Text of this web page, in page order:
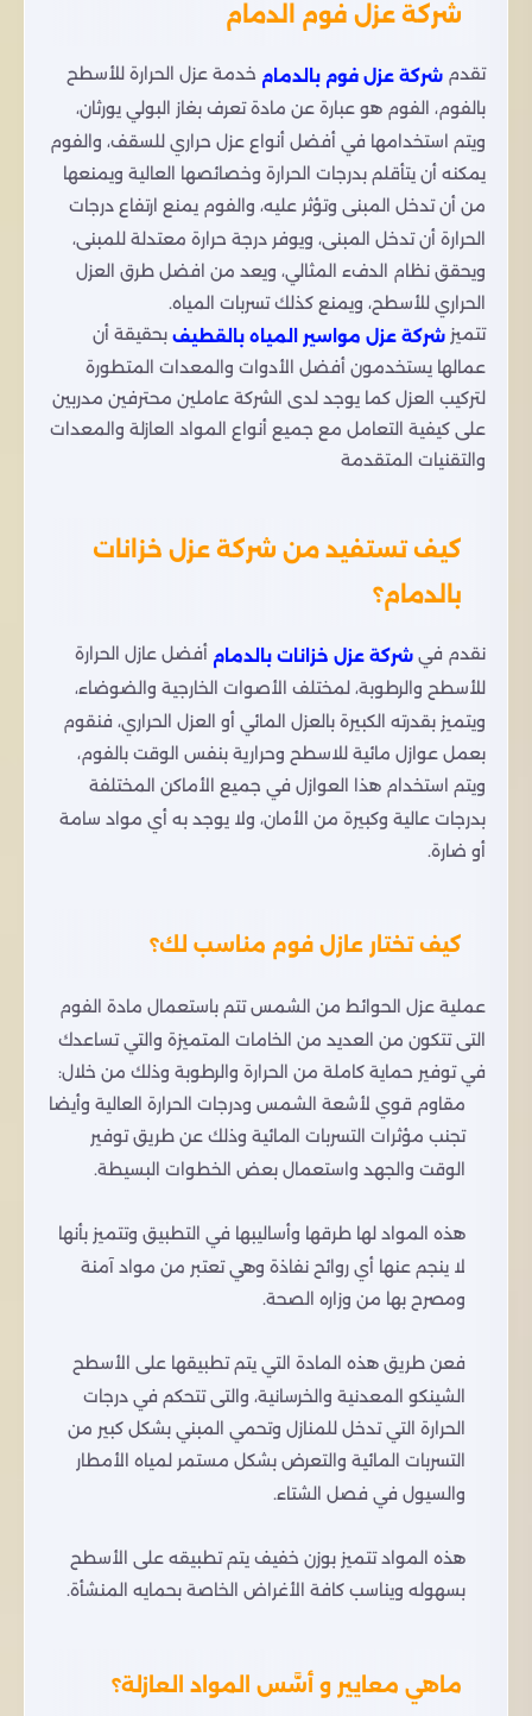
شركة عزل فوم الدمام
تقدم شركة عزل فوم بالدمام خدمة عزل الحرارة للأسطح
بالفوم، الفوم هو عبارة عن مادة تعرف بغاز البولي يورثان،
ويتم استخدامها في أفضل أنواع عزل حراري للسقف، والفوم
يمكنه أن يتأقلم بدرجات الحرارة وخصائصها العالية ويمنعها
من أن تدخل المبنى وتؤثر عليه، والفوم يمنع ارتفاع درجات
الحرارة أن تدخل المبنى، ويوفر درجة حرارة معتدلة للمبنى،
ويحقق نظام الدفء المثالي، ويعد من افضل طرق العزل
الحراري للأسطح، ويمنع كذلك تسربات المياه.
تتميز شركة عزل مواسير المياه بالقطيف بحقيقة أن
عمالها يستخدمون أفضل الأدوات والمعدات المتطورة
لتركيب العزل كما يوجد لدى الشركة عاملين محترفين مدربين
على كيفية التعامل مع جميع أنواع المواد العازلة والمعدات
والتقنيات المتقدمة
كيف تستفيد من شركة عزل خزانات
بالدمام؟
نقدم في شركة عزل خزانات بالدمام أفضل عازل الحرارة
للأسطح والرطوبة، لمختلف الأصوات الخارجية والضوضاء،
ويتميز بقدرته الكبيرة بالعزل المائي أو العزل الحراري، فنقوم
بعمل عوازل مائية للاسطح وحرارية بنفس الوقت بالفوم،
ويتم استخدام هذا العوازل في جميع الأماكن المختلفة
بدرجات عالية وكبيرة من الأمان، ولا يوجد به أي مواد سامة
أو ضارة.
كيف تختار عازل فوم مناسب لك؟
عملية عزل الحوائط من الشمس تتم باستعمال مادة الفوم
التى تتكون من العديد من الخامات المتميزة والتي تساعدك
في توفير حماية كاملة من الحرارة والرطوبة وذلك من خلال:
مقاوم قوي لأشعة الشمس ودرجات الحرارة العالية وأيضا
تجنب مؤثرات التسربات المائية وذلك عن طريق توفير
الوقت والجهد واستعمال بعض الخطوات البسيطة.
هذه المواد لها طرقها وأساليبها في التطبيق وتتميز بأنها
لا ينجم عنها أي روائح نفاذة وهي تعتبر من مواد آمنة
ومصرح بها من وزاره الصحة.
فعن طريق هذه المادة التي يتم تطبيقها على الأسطح
الشينكو المعدنية والخرسانية، والتى تتحكم في درجات
الحرارة التي تدخل للمنازل وتحمي المبني بشكل كبير من
التسربات المائية والتعرض بشكل مستمر لمياه الأمطار
والسيول في فصل الشتاء.
هذه المواد تتميز بوزن خفيف يتم تطبيقه على الأسطح
بسهوله ويناسب كافة الأغراض الخاصة بحمايه المنشأة.
ماهي معايير و أسَّس المواد العازلة؟